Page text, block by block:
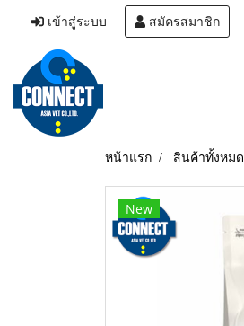
เข้าสู่ระบบ สมัครสมาชิก
หน้าแรก สินค้าทั้งหมด
New